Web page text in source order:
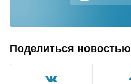
Поделиться новостью